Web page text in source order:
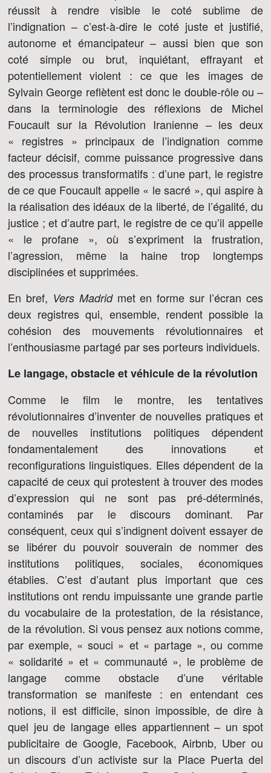
réussit à rendre visible le coté sublime de
l’indignation – c’est-à-dire le coté juste et justifié,
autonome et émancipateur – aussi bien que son
coté simple ou brut, inquiétant, effrayant et
potentiellement violent : ce que les images de
Sylvain George reflètent est donc le double-rôle ou –
dans la terminologie des réflexions de Michel
Foucault sur la Révolution Iranienne – les deux
« registres » principaux de l’indignation comme
facteur décisif, comme puissance progressive dans
des processus transformatifs : d’une part, le registre
de ce que Foucault appelle « le sacré », qui aspire à
la réalisation des idéaux de la liberté, de l’égalité, du
justice ; et d’autre part, le registre de ce qu’il appelle
« le profane », où s’expriment la frustration,
l’agression, même la haine trop longtemps
disciplinées et supprimées.
En bref, Vers Madridmet en forme sur l’écran ces
deux registres qui, ensemble, rendent possible la
cohésion des mouvements révolutionnaires et
l’enthousiasme partagé par ses porteurs individuels.
Le langage, obstacle et véhicule de la révolution
Comme le film le montre, les tentatives
révolutionnaires d’inventer de nouvelles pratiques et
de nouvelles institutions politiques dépendent
fondamentalement des innovations et
reconfigurations linguistiques. Elles dépendent de la
capacité de ceux qui protestent à trouver des modes
d’expression qui ne sont pas pré-déterminés,
contaminés par le discours dominant. Par
conséquent, ceux qui s’indignent doivent essayer de
se libérer du pouvoir souverain de nommer des
institutions politiques, sociales, économiques
établies. C’est d’autant plus important que ces
institutions ont rendu impuissante une grande partie
du vocabulaire de la protestation, de la résistance,
de la révolution. Si vous pensez aux notions comme,
par exemple, « souci » et « partage », ou comme
« solidarité » et « communauté », le problème de
langage comme obstacle d’une véritable
transformation se manifeste : en entendant ces
notions, il est difficile, sinon impossible, de dire à
quel jeu de langage elles appartiennent – un spot
publicitaire de Google, Facebook, Airbnb, Uber ou
un discours d’un activiste sur la Place Puerta del